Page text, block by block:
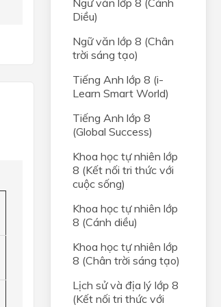
Ngữ văn lớp 8 (Cánh
Diều)
Ngữ văn lớp 8 (Chân
trời sáng tạo)
Tiếng Anh lớp 8 (i-
Learn Smart World)
Tiếng Anh lớp 8
(Global Success)
Khoa học tự nhiên lớp
8 (Kết nối tri thức với
cuộc sống)
Khoa học tự nhiên lớp
8 (Cánh diều)
Khoa học tự nhiên lớp
8 (Chân trời sáng tạo)
Lịch sử và địa lý lớp 8
(Kết nối tri thức với